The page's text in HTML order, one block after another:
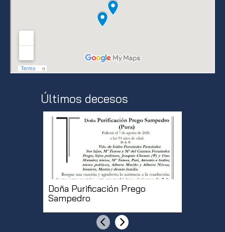
Últimos decesos
Doña Purificación Prego
Sampedro
AnteriorSiguiente